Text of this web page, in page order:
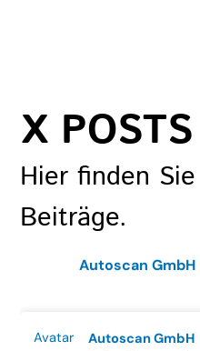
X POSTS
Hier finden
Beiträge.
Autoscan GmbH
Avatar Autoscan GmbH